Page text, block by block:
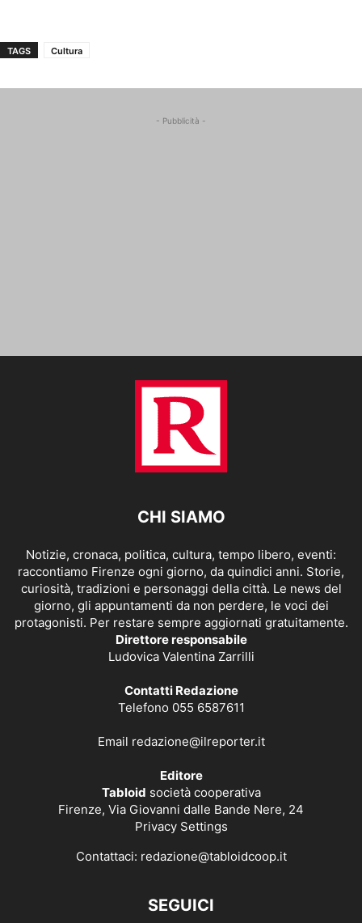
TAGS Cultura
- Pubblicità -
CHI SIAMO
Notizie, cronaca, politica, cultura, tempo libero, eventi:
raccontiamo Firenze ogni giorno, da quindici anni. Storie,
curiosità, tradizioni e personaggi della città. Le news del
giorno, gli appuntamenti da non perdere, le voci dei
protagonisti. Per restare sempre aggiornati gratuitamente.
Direttore responsabile
Ludovica Valentina Zarrilli
Contatti Redazione
Telefono 055 6587611
Email redazione@ilreporter.it
Editore
Tabloid società cooperativa
Firenze, Via Giovanni dalle Bande Nere, 24
Privacy Settings
Contattaci: redazione@tabloidcoop.it
SEGUICI